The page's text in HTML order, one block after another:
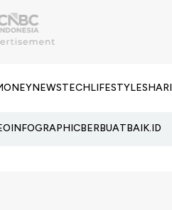
NEWSTECHLIFESTYLE
INFOGRAPHICBERBUATBAIK.ID